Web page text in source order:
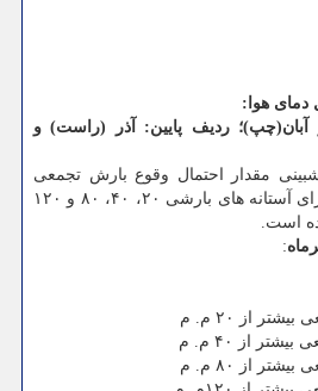
دمای هوا:
ردیف پایین: آذر (راست) و
مقدار احتمال وقوع بارش تجمعی
ماهانه (بر حسب درصد) برای آستانه های بارشی ۲۰، ۴۰، ۸۰ و ۱۲۰
است.
: